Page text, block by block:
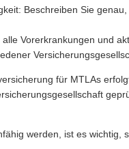
Beschreiben Sie
Vorerkrankungen und
für MTLAs
werden, ist es